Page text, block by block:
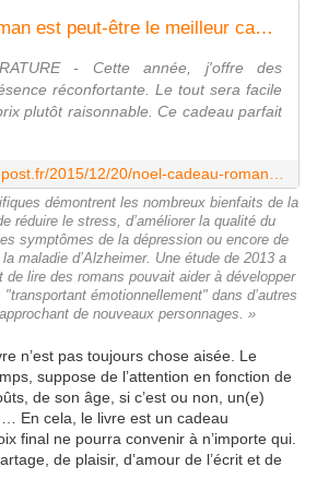
Pour Noël, un roman est peut-être le meilleur cadeau à offrir
- Cette année, j'offre des
réconfortante. Le tout sera facile
plutôt raisonnable. Ce cadeau parfait
démontrent les nombreux bienfaits de la
réduire le stress, d’améliorer la qualité du
symptômes de la dépression ou encore de
maladie d’Alzheimer. Une étude de 2013 a
de lire des romans pouvait aider à développer
émotionnellement" dans d’autres
de nouveaux personnages. »
n’est pas toujours chose aisée. Le
suppose de l’attention en fonction de
de son âge, si c’est ou non, un(e)
En cela, le livre est un cadeau
final ne pourra convenir à n’importe qui.
de plaisir, d’amour de l’écrit et de